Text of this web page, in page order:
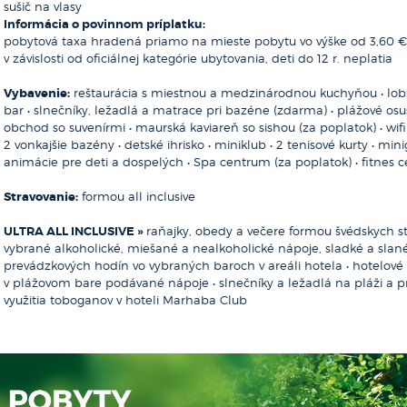
Najmenšia, no zároveň najrozvinutejšia krajina severnej Afriky,
meria od severu na juh iba 750 km a od východu na západ
pobrežie Stredozemného mora s nádhernými piesočnatými
pamiatkami. Práve tu vás ovanie teplý dych nekonečnej Sahary s
hudby, jedinečných zvykov a tradícií vás vtiahnu miestni Berberi.
a dverami, to je maurské mestečko Sidi Bou Said, ktoré ponúka
na vrchole kopca, ako aj úzke uličky s neodolateľnou atmosférou. El
koloseum z 3. st.n.l., ktoré patrilo k najväčším v rímskom svete.
a mohutnými hradbami pôsobí ako neuveriteľná fatamorgána.
a severnej Afriky - Chott el Jérid.
Tuniská republika (République Tunisienne)
Hlavné mesto:
Počet obyvateľov: 10 400 000
Rozloha: 163 610 km²
Mena: tuniský dinár
Cestovný doklad: Cestovný pas
HERGLA/TAKROUNA
Poldenný výlet za krásami
mestečka Hergla, ktoré leží
domy a známu Mešitu Sidi
a bolo založené Rimanmi,
Takrouna s nádherným
názov mestečka pochádza
do Andalúzie. Po vyhnaní
vrátili, usadili sa v obci a
na vrchol kopca, môžete
Orientačná cena výletu:
sušič na vlasy
Informácia o povinnom príplatku:
pobytová taxa hradená priamo na mieste pobytu vo výške od 3,60
v závislosti od oficiálnej kategórie ubytovania, deti do 12 r. neplatia
Vybavenie: reštaurácia s miestnou a medzinárodnou kuchyňou •
bar • slnečníky, ležadlá a matrace pri bazéne (zdarma) • plážové
obchod so suvenírmi • maurská kaviareň so sishou (za poplatok) •
2 vonkajšie bazény • detské ihrisko • miniklub • 2 tenisové kurty •
animácie pre deti a dospelých • Spa centrum (za poplatok) • fitnes
Stravovanie: formou all inclusive
ULTRA ALL INCLUSIVE »raňajky, obedy a večere formou švédskych
vybrané alkoholické, miešané a nealkoholické nápoje, sladké a
prevádzkových hodín vo vybraných baroch v areáli hotela •
v plážovom bare podávané nápoje • slnečníky a ležadlá na pláži a
využitia toboganov v hoteli Marhaba Club